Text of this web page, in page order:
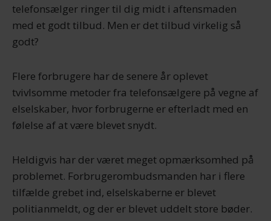
telefonsælger ringer til dig midt i aftensmaden
med et godt tilbud. Men er det tilbud virkelig så
godt?
Flere forbrugere har de senere år oplevet
tvivlsomme metoder fra telefonsælgere på vegne af
elselskaber, hvor forbrugerne er efterladt med en
følelse af at være blevet snydt.
Heldigvis har der været meget opmærksomhed på
problemet. Forbrugerombudsmanden har i flere
tilfælde grebet ind, elselskaberne er blevet
politianmeldt, og der er blevet uddelt store bøder.